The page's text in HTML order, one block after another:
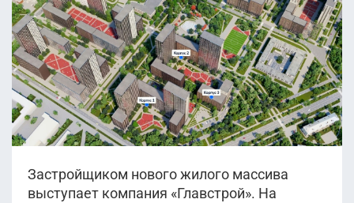
Застройщиком нового жилого массива
выступает компания «Главстрой». На